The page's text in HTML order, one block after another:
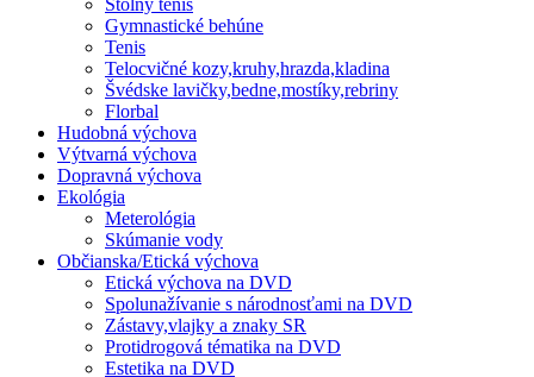
Stolný tenis
Gymnastické behúne
Tenis
Telocvičné kozy,kruhy,hrazda,kladina
Švédske lavičky,bedne,mostíky,rebriny
Florbal
Hudobná výchova
Výtvarná výchova
Dopravná výchova
Ekológia
Meterológia
Skúmanie vody
Občianska/Etická výchova
Etická výchova na DVD
Spolunažívanie s národnosťami na DVD
Zástavy,vlajky a znaky SR
Protidrogová tématika na DVD
Estetika na DVD